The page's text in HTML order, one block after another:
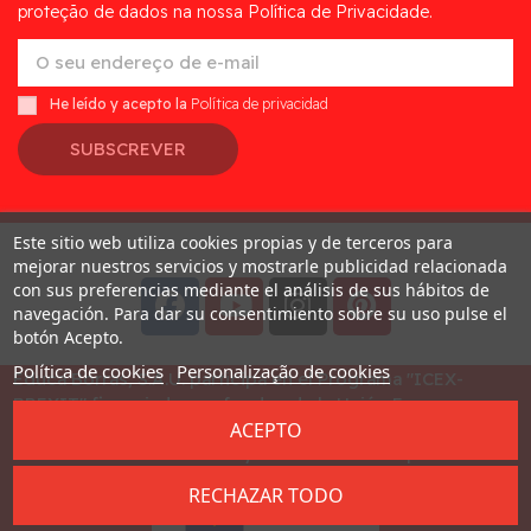
proteção de dados na nossa Política de Privacidade.
He leído y acepto la Política de privacidad
SUBSCREVER
Desarrollado porAddis
Educa Borras, S.A.U. participa en el Programa "ICEX-
BREXIT" financiado por fondos de la Unión Europea, para
mitigar las consecuencias adversas de la retirada del
Este sitio web utiliza cookies propias y de terceros para
mejorar nuestros servicios y mostrarle publicidad relacionada
con sus preferencias mediante el análisis de sus hábitos de
navegación. Para dar su consentimiento sobre su uso pulse el
botón Acepto.
Política de cookies Personalização de cookies
RECHAZAR TODO
ACEPTO